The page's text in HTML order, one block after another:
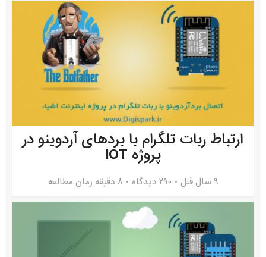
ارتباط ربات تلگرام با بردهای آردوینو در
پروژه IOT
9 سال قبل ۲۹۰ دیدگاه 8 دقیقه زمان مطالعه